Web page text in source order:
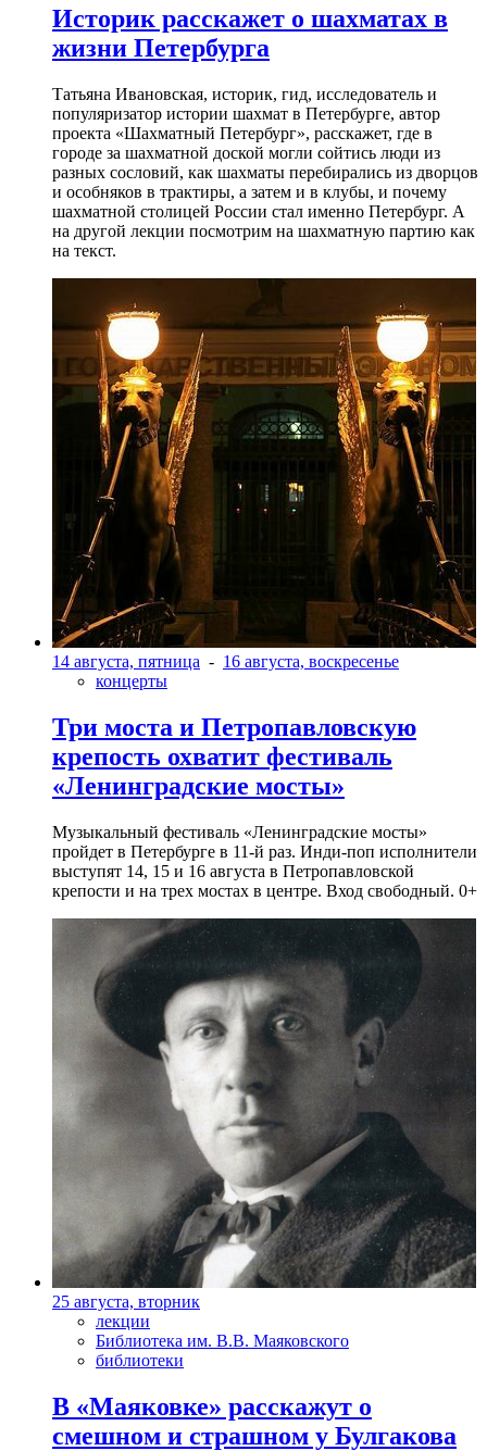
Историк расскажет о шахматах в
жизни Петербурга
Татьяна Ивановская, историк, гид, исследователь и
популяризатор истории шахмат в Петербурге, автор
проекта «Шахматный Петербург», расскажет, где в
городе за шахматной доской могли сойтись люди из
разных сословий, как шахматы перебирались из дворцов
и особняков в трактиры, а затем и в клубы, и почему
шахматной столицей России стал именно Петербург. А
на другой лекции посмотрим на шахматную партию как
на текст.
14 августа, пятница - 16 августа, воскресенье
концерты
Три моста и Петропавловскую
крепость охватит фестиваль
«Ленинградские мосты»
Музыкальный фестиваль «Ленинградские мосты»
пройдет в Петербурге в 11-й раз. Инди-поп исполнители
выступят 14, 15 и 16 августа в Петропавловской
крепости и на трех мостах в центре. Вход свободный. 0+
25 августа, вторник
лекции
Библиотека им. В.В. Маяковского
библиотеки
В «Маяковке» расскажут о
смешном и страшном у Булгакова